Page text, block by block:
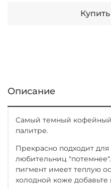
Описание
Самый темный кофейный
палитре.
Прекрасно подходит
любительниц
пигмент имеет теплую
холодной коже